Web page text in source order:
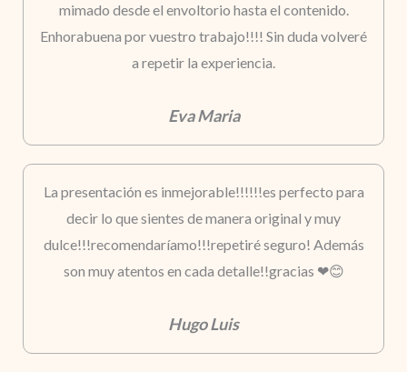
mimado desde el envoltorio hasta el contenido.
Enhorabuena por vuestro trabajo!!!! Sin duda volveré
a repetir la experiencia.
Eva Maria
La presentación es inmejorable!!!!!!es perfecto para
decir lo que sientes de manera original y muy
dulce!!!recomendaríamo!!!repetiré seguro! Además
son muy atentos en cada detalle!!gracias ❤😊
Hugo Luis